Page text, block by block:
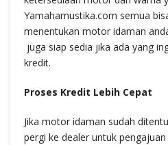
Yamahamustika.com semua
menentukan motor idaman
juga siap sedia jika ada yang
kredit.
Proses Kredit Lebih Cepat
Jika motor idaman sudah
pergi ke dealer untuk